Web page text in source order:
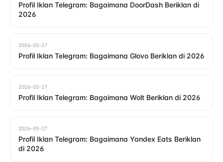
Profil Iklan Telegram: Bagaimana DoorDash Beriklan di
2026
2026-05-27
Profil Iklan Telegram: Bagaimana Glovo Beriklan di 2026
2026-05-27
Profil Iklan Telegram: Bagaimana Wolt Beriklan di 2026
2026-05-27
Profil Iklan Telegram: Bagaimana Yandex Eats Beriklan
di 2026